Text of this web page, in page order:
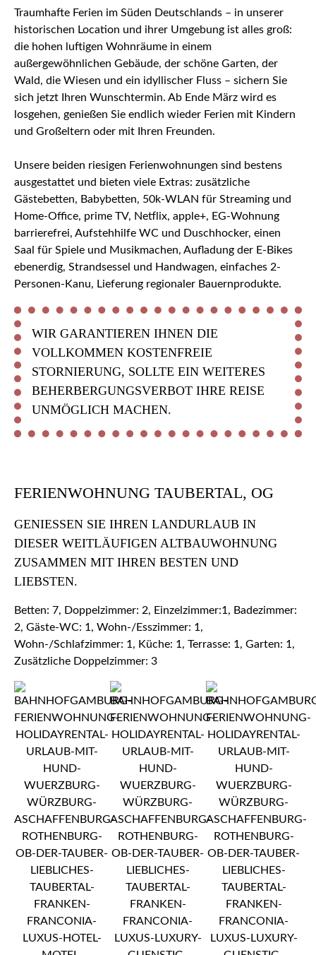
Traumhafte Ferien im Süden Deutschlands – in unserer
historischen Location und ihrer Umgebung ist alles groß:
die hohen luftigen Wohnräume in einem
außergewöhnlichen Gebäude, der schöne Garten, der
Wald, die Wiesen und ein idyllischer Fluss – sichern Sie
sich jetzt Ihren Wunschtermin. Ab Ende März wird es
losgehen, genießen Sie endlich wieder Ferien mit Kindern
und Großeltern oder mit Ihren Freunden.
Unsere beiden riesigen Ferienwohnungen sind bestens
ausgestattet und bieten viele Extras: zusätzliche
Gästebetten, Babybetten, 50k-WLAN für Streaming und
Home-Office, prime TV, Netflix, apple+, EG-Wohnung
barrierefrei, Aufstehhilfe WC und Duschhocker, einen
Saal für Spiele und Musikmachen, Aufladung der E-Bikes
ebenerdig, Strandsessel und Handwagen, einfaches 2-
Personen-Kanu, Lieferung regionaler Bauernprodukte.
WIR GARANTIEREN IHNEN DIE
VOLLKOMMEN KOSTENFREIE
STORNIERUNG, SOLLTE EIN WEITERES
BEHERBERGUNGSVERBOT IHRE REISE
UNMÖGLICH MACHEN.
FERIENWOHNUNG TAUBERTAL, OG
GENIESSEN SIE IHREN LANDURLAUB IN D
IESER WEITLÄUFIGEN ALTBAUWOHNUNG Z
USAMMEN MIT IHREN BESTEN UND L
IEBSTEN.
Betten: 7, Doppelzimmer: 2, Einzelzimmer:1, Badezimmer:
2, Gäste-WC: 1, Wohn-/Esszimmer: 1,
Wohn-/Schlafzimmer: 1, Küche: 1, Terrasse: 1, Garten: 1,
Zusätzliche Doppelzimmer: 3